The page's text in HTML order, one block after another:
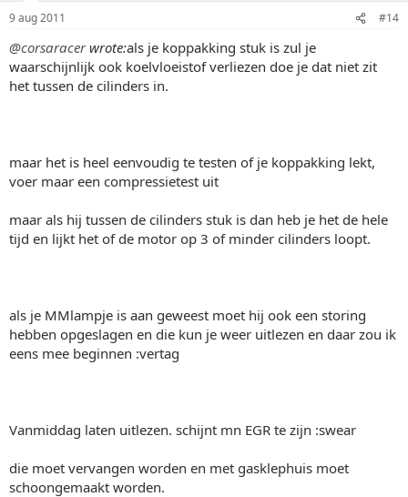
9 aug 2011 #14
@corsaracerwrote:als je koppakking stuk is zul je
waarschijnlijk ook koelvloeistof verliezen doe je dat niet zit
het tussen de cilinders in.
maar het is heel eenvoudig te testen of je koppakking lekt,
voer maar een compressietest uit
maar als hij tussen de cilinders stuk is dan heb je het de hele
tijd en lijkt het of de motor op 3 of minder cilinders loopt.
als je MMlampje is aan geweest moet hij ook een storing
hebben opgeslagen en die kun je weer uitlezen en daar zou ik
eens mee beginnen :vertag
Vanmiddag laten uitlezen. schijnt mn EGR te zijn :swear
die moet vervangen worden en met gasklephuis moet
schoongemaakt worden.